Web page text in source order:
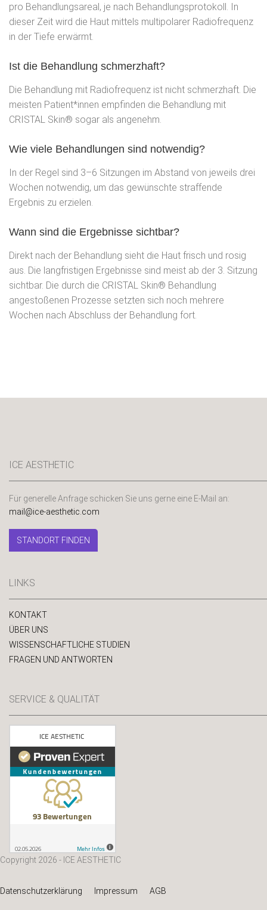
pro Behandlungsareal, je nach Behandlungsprotokoll. In
dieser Zeit wird die Haut mittels multipolarer Radiofrequenz
in der Tiefe erwärmt.
Ist die Behandlung schmerzhaft?
Die Behandlung mit Radiofrequenz ist nicht schmerzhaft. Die
meisten Patient*innen empfinden die Behandlung mit
CRISTAL Skin® sogar als angenehm.
Wie viele Behandlungen sind notwendig?
In der Regel sind 3–6 Sitzungen im Abstand von jeweils drei
Wochen notwendig, um das gewünschte straffende
Ergebnis zu erzielen.
Wann sind die Ergebnisse sichtbar?
Direkt nach der Behandlung sieht die Haut frisch und rosig
aus. Die langfristigen Ergebnisse sind meist ab der 3. Sitzung
sichtbar. Die durch die CRISTAL Skin® Behandlung
angestoßenen Prozesse setzten sich noch mehrere
Wochen nach Abschluss der Behandlung fort.
ICE AESTHETIC
Für generelle Anfrage schicken Sie uns gerne eine E-Mail an:
mail@ice-aesthetic.com
STANDORT FINDEN
LINKS
KONTAKT
ÜBER UNS
WISSENSCHAFTLICHE STUDIEN
FRAGEN UND ANTWORTEN
SERVICE & QUALITÄT
Copyright 2026 - ICE AESTHETIC
Datenschutzerklärung Impressum AGB